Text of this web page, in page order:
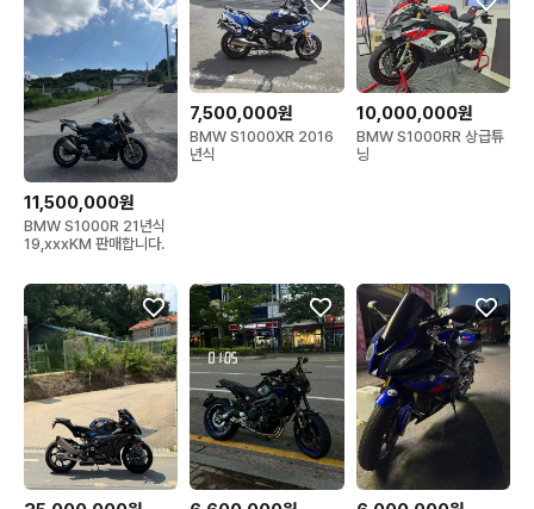
쿨거래시 시원하게 네고가능합니다
·	중고 특성상 중고라면 있을법한 하자가 있을수 있습니다 엔
진 사고로인한 밸런스이상 등 심각한 문제 아니면 아무런 책임 지
지않습니다 무면허 사가시고 운전하지마시고 미성년자 법적대리
인 부모님 동의 후 연락주세요 거래후 민,형사상 법적책임 안지며
노클레임 노리턴 노환불 조건입니다 계약금받고 쿨거래시 네고o
k
11,500,000원
BMW S1000R 21년식
19,xxxKM 판매합니다.
7,500,000원
BMW S1000XR 2016
년식
10,000,000원
BMW S1000RR 상급튜
닝